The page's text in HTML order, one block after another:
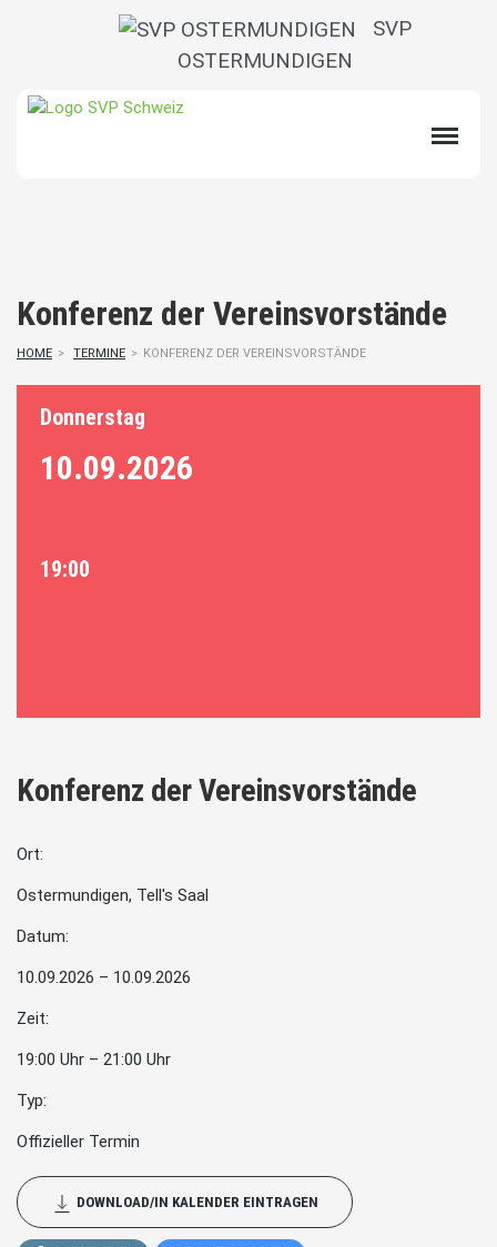
SVP
OSTERMUNDIGEN
Konferenz der Vereinsvorstände
HOME > TERMINE > KONFERENZ DER VEREINSVORSTÄNDE
Donnerstag
10.09.2026
19:00
Konferenz der Vereinsvorstände
Ort:
Ostermundigen, Tell's Saal
Datum:
10.09.2026 – 10.09.2026
Zeit:
19:00 Uhr – 21:00 Uhr
Typ:
Offizieller Termin
DOWNLOAD/IN KALENDER EINTRAGEN